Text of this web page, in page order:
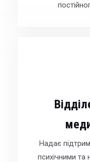
Надає
психічними та